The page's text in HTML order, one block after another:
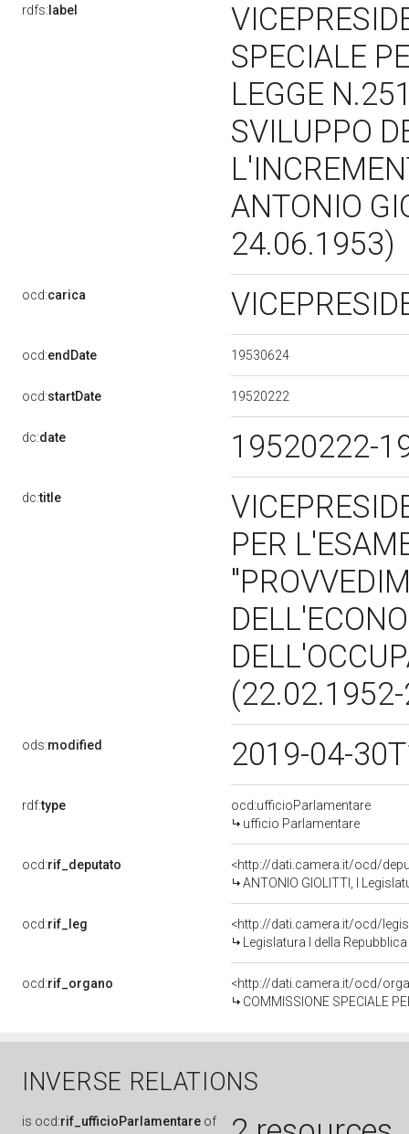
rdfs: label
SPECIALE
LEGGE
SVILUPPO
ANTONIO
24.06.1953)
ocd:carica
ocd:endDate 19530624
ocd:startDate 19520222
dc:date 19520222-
dc:title
PER
ods:modified 2019-04-
rdf:type
ocd:ufficioParlamentare
ufficio Parlamentare
ocd:rif_deputato
<http://dati.camera.it/ocd/
ANTONIO GIOLITTI, I
ocd:rif_leg
<http://dati.camera.it/ocd/
Legislatura I della
ocd:rif_organo
<http://dati.camera.it/ocd/
COMMISSIONE SPECIALE PER L'ESAME
INVERSE RELATIONS
is ocd:rif_ufficioParlamentare of